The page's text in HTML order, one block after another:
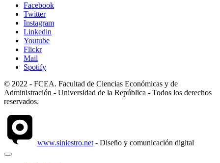
Facebook
Twitter
Instagram
Linkedin
Youtube
Flickr
Mail
Spotify
© 2022 - FCEA. Facultad de Ciencias Económicas y de
Administración - Universidad de la República - Todos los derechos
reservados.
www.siniestro.net - Diseño y comunicación digital